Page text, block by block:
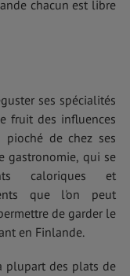
chacun est libre
ses spécialités
fruit des influences
pioché de chez ses
gastronomie, qui se
caloriques et
que l'on peut
de garder le
en Finlande.
plupart des plats de